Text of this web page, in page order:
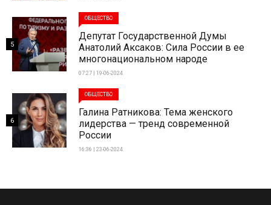
ОБЩЕСТВО
Депутат Государственной Думы
Анатолий Аксаков: Сила России в ее
многонациональном народе
07:27 | 19-06-2024
5
ОБЩЕСТВО
Галина Ратникова: Тема женского
лидерства — тренд современной
России
16:36 | 23-06-2024
6